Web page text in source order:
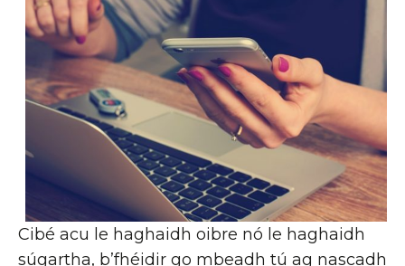
Cibé acu le haghaidh oibre nó le haghaidh
súgartha, b’fhéidir go mbeadh tú ag nascadh